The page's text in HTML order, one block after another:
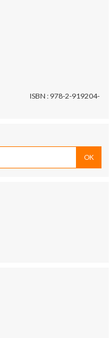
ISBN : 978-2-919204-